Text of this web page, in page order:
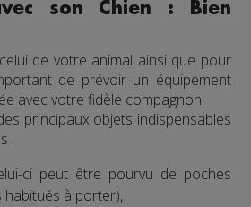
son Chien : Bien
de votre animal ainsi que pour
de prévoir un équipement
avec votre fidèle compagnon.
principaux objets indispensables
:
ci peut être pourvu de poches
habitués à porter),